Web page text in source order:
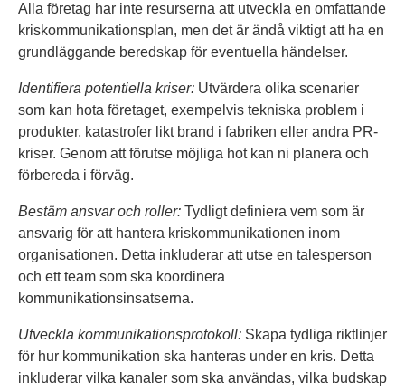
Alla företag har inte resurserna att utveckla en omfattande
kriskommunikationsplan, men det är ändå viktigt att ha en
grundläggande beredskap för eventuella händelser.
Identifiera potentiella kriser: Utvärdera olika scenarier
som kan hota företaget, exempelvis tekniska problem i
produkter, katastrofer likt brand i fabriken eller andra PR-
kriser. Genom att förutse möjliga hot kan ni planera och
förbereda i förväg.
Bestäm ansvar och roller: Tydligt definiera vem som är
ansvarig för att hantera kriskommunikationen inom
organisationen. Detta inkluderar att utse en talesperson
och ett team som ska koordinera
kommunikationsinsatserna.
Utveckla kommunikationsprotokoll: Skapa tydliga riktlinjer
för hur kommunikation ska hanteras under en kris. Detta
inkluderar vilka kanaler som ska användas, vilka budskap